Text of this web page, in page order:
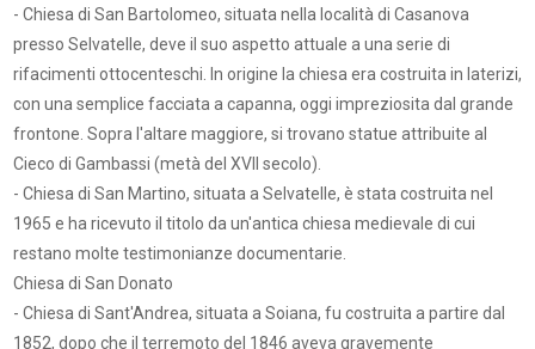
- Chiesa di San Bartolomeo, situata nella località di Casanova
presso Selvatelle, deve il suo aspetto attuale a una serie di
rifacimenti ottocenteschi. In origine la chiesa era costruita in laterizi,
con una semplice facciata a capanna, oggi impreziosita dal grande
frontone. Sopra l'altare maggiore, si trovano statue attribuite al
Cieco di Gambassi (metà del XVII secolo).
- Chiesa di San Martino, situata a Selvatelle, è stata costruita nel
1965 e ha ricevuto il titolo da un'antica chiesa medievale di cui
restano molte testimonianze documentarie.
Chiesa di San Donato
- Chiesa di Sant'Andrea, situata a Soiana, fu costruita a partire dal
1852, dopo che il terremoto del 1846 aveva gravemente